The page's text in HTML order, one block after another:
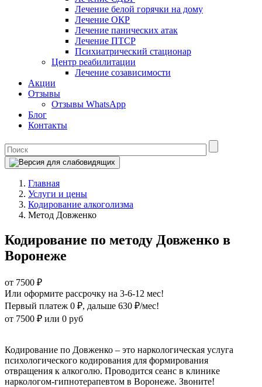
Лечение белой горячки на дому
Лечение ОКР
Лечение панических атак
Лечение ПТСР
Психиатрический стационар
Центр реабилитации
Лечение созависимости
Акции
Отзывы
Отзывы WhatsApp
Блог
Контакты
Главная
Услуги и цены
Кодирование алкоголизма
Метод Довженко
Кодирование по методу Довженко в
Воронеже
от 7500 ₽
Или оформите рассрочку на 3-6-12 мес!
Первый платеж 0 ₽, дальше 630 ₽/мес!
от 7500 ₽ или 0 руб
Кодирование по Довженко – это наркологическая услуга
психологического кодирования для формирования
отвращения к алкоголю. Проводится сеанс в клинике
наркологом-гипнотерапевтом в Воронеже. Звоните!